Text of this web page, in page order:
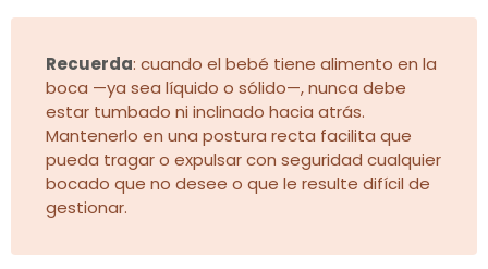
Recuerda: cuando el bebé tiene alimento en la
boca —ya sea líquido o sólido—, nunca debe
estar tumbado ni inclinado hacia atrás.
Mantenerlo en una postura recta facilita que
pueda tragar o expulsar con seguridad cualquier
bocado que no desee o que le resulte difícil de
gestionar.